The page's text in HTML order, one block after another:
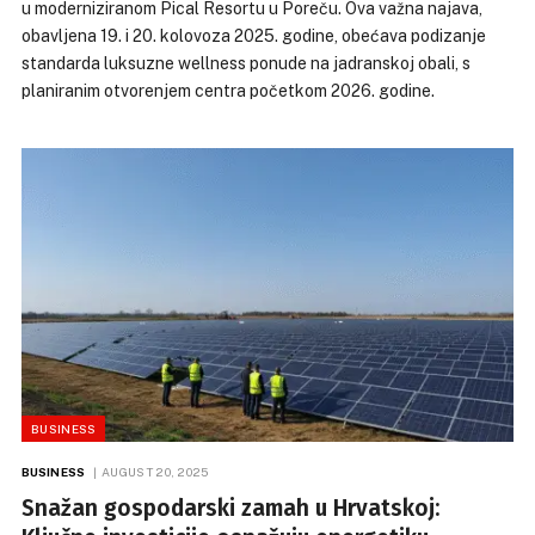
u moderniziranom Pical Resortu u Poreču. Ova važna najava,
obavljena 19. i 20. kolovoza 2025. godine, obećava podizanje
standarda luksuzne wellness ponude na jadranskoj obali, s
planiranim otvorenjem centra početkom 2026. godine.
BUSINESS
BUSINESS AUGUST 20, 2025
Snažan gospodarski zamah u Hrvatskoj: